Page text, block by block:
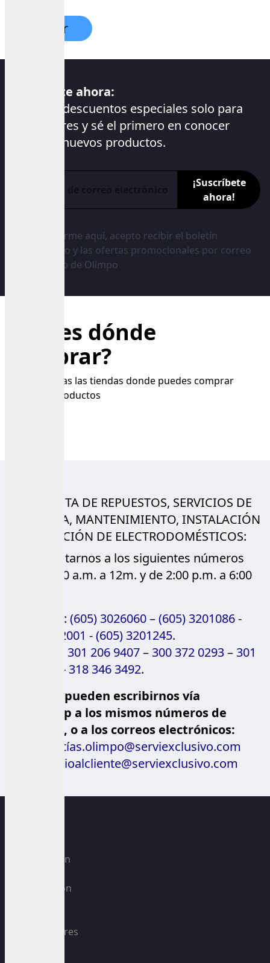
Suscríbete ahora:
Accede a descuentos especiales solo para
suscriptores y sé el primero en conocer
nuestros nuevos productos.
¡Suscríbete
ahora!
Al registrarme aquí, acepto recibir el boletín
informativo y las ofertas promocionales por correo
electrónico de Olimpo
¿Sabes dónde
comprar?
Conoce todas las tiendas donde puedes comprar
nuestros productos
PARA VENTA DE REPUESTOS, SERVICIOS DE
GARANTÍA, MANTENIMIENTO, INSTALACIÓN
Y REPARACIÓN DE ELECTRODOMÉSTICOS:
Contactarnos a los siguientes números
de L-V 8:00 a.m. a 12m. y de 2:00 p.m. a 6:00
Teléfonos: (605) 3026060–(605) 3201086-
(605) 3202001 -(605) 3201245.
301 206 9407– 300 372 0293– 301
- 318 346 3492.
También pueden escribirnos vía
WhatsApp a los mismos números de
celulares, o a los correos electrónicos:
garantías.olimpo@serviexclusivo.com
servicioalcliente@serviexclusivo.com
Climatización
Refrigeración
Dispensadores